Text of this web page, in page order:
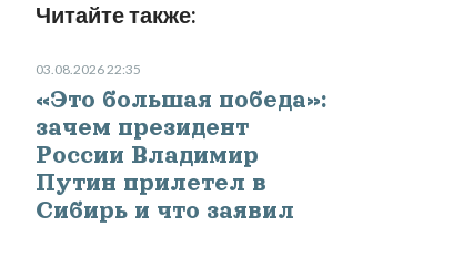
Читайте также:
03.08.2026 22:35
«Это большая победа»:
зачем президент
России Владимир
Путин прилетел в
Сибирь и что заявил